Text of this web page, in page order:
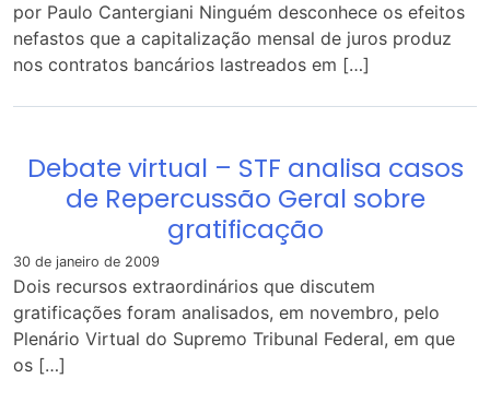
por Paulo Cantergiani Ninguém desconhece os efeitos
nefastos que a capitalização mensal de juros produz
nos contratos bancários lastreados em […]
Debate virtual – STF analisa casos
de Repercussão Geral sobre
gratificação
30 de janeiro de 2009
Dois recursos extraordinários que discutem
gratificações foram analisados, em novembro, pelo
Plenário Virtual do Supremo Tribunal Federal, em que
os […]